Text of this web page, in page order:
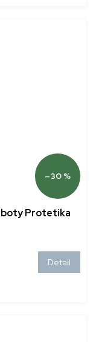
–30 %
Protetika
Detail